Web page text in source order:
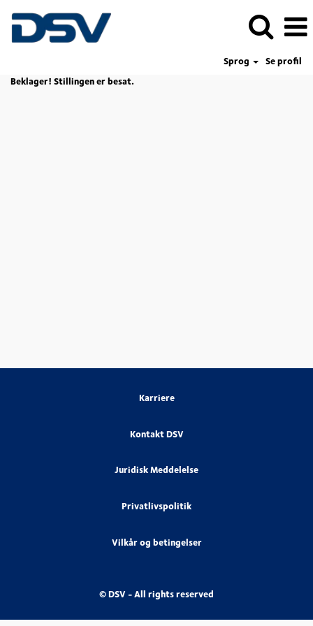
Sprog
Se profil
Beklager! Stillingen er besat.
Karriere
Kontakt DSV
Juridisk Meddelelse
Privatlivspolitik
Vilkår og betingelser
© DSV - All rights reserved